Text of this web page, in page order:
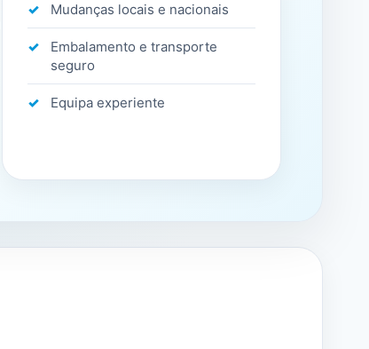
Mudanças locais e nacionais
Embalamento e transporte
seguro
Equipa experiente